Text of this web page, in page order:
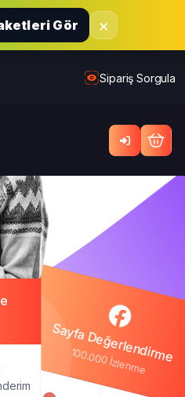
Gör ×
Sipariş Sorgula
Sayfa Değerlendirme
100.000 İzlenme